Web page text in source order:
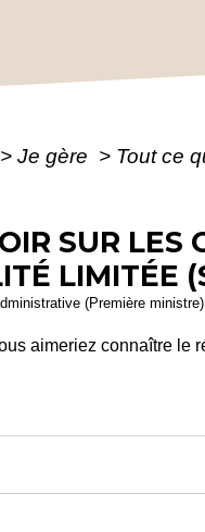
> Je gère > Tout ce
SUR LES
LIMITÉE
(Première ministre)
aimeriez connaître